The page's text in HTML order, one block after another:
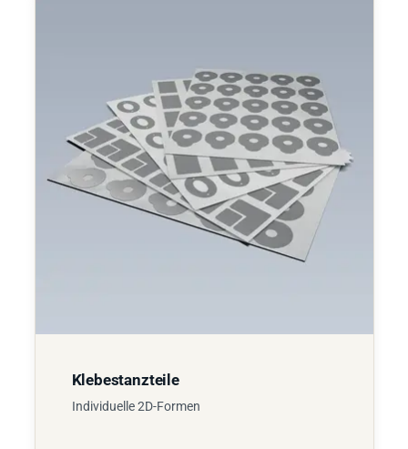
Klebestanzteile
Individuelle 2D-Formen